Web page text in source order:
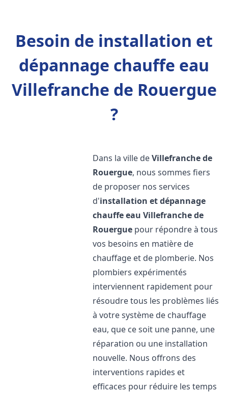
Besoin de installation et
dépannage chauffe eau
Villefranche de Rouergue
?
Dans la ville deVillefranche de
Rouergue, nous sommes fiers
de proposer nos services
d'installation et dépannage
chauffe eau Villefranche de
Rouergue pour répondre à tous
vos besoins en matière de
chauffage et de plomberie. Nos
plombiers expérimentés
interviennent rapidement pour
résoudre tous les problèmes liés
à votre système de chauffage
eau, que ce soit une panne, une
réparation ou une installation
nouvelle. Nous offrons des
interventions rapides et
efficaces pour réduire les temps